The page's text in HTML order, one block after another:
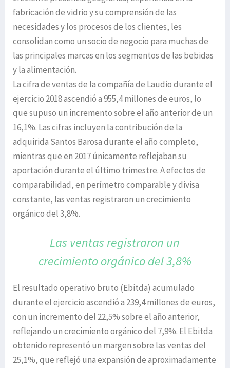
fabricación de vidrio y su comprensión de las
necesidades y los procesos de los clientes, les
consolidan como un socio de negocio para muchas de
las principales marcas en los segmentos de las bebidas
y la alimentación.
La cifra de ventas de la compañía de Laudio durante el
ejercicio 2018 ascendió a 955,4 millones de euros, lo
que supuso un incremento sobre el año anterior de un
16,1%. Las cifras incluyen la contribución de la
adquirida Santos Barosa durante el año completo,
mientras que en 2017 únicamente reflejaban su
aportación durante el último trimestre. A efectos de
comparabilidad, en perímetro comparable y divisa
constante, las ventas registraron un crecimiento
orgánico del 3,8%.
Las ventas registraron un
crecimiento orgánico del 3,8%
El resultado operativo bruto (Ebitda) acumulado
durante el ejercicio ascendió a 239,4 millones de euros,
con un incremento del 22,5% sobre el año anterior,
reflejando un crecimiento orgánico del 7,9%. El Ebitda
obtenido representó un margen sobre las ventas del
25,1%, que reflejó una expansión de aproximadamente